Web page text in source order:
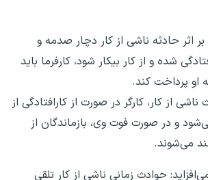
اثر حادثه ناشی از کار دچار صدمه و
شده و از کار بیکار شود، کارفرما باید
او پرداخت کند.
از کار، کارگر در صورت از کارافتادگی از
و در صورت فوت وی، بازماندگان از
می‌شوند.
حوادث زمانی ناشی از کار تلقی